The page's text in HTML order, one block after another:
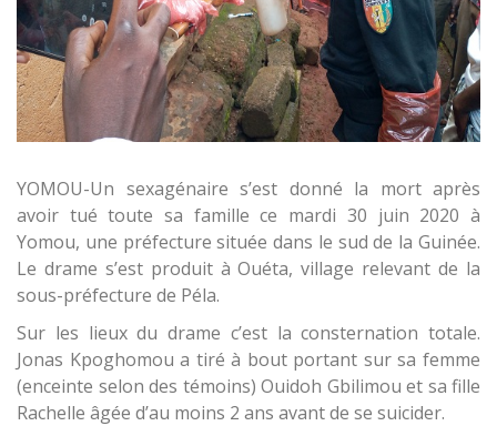
YOMOU-Un sexagénaire s’est donné la mort après
avoir tué toute sa famille ce mardi 30 juin 2020 à
Yomou, une préfecture située dans le sud de la Guinée.
Le drame s’est produit à Ouéta, village relevant de la
sous-préfecture de Péla.
Sur les lieux du drame c’est la consternation totale.
Jonas Kpoghomou a tiré à bout portant sur sa femme
(enceinte selon des témoins) Ouidoh Gbilimou et sa fille
Rachelle âgée d’au moins 2 ans avant de se suicider.